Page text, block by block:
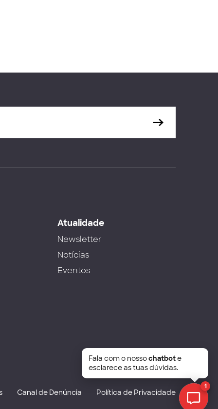
Atualidade
Newsletter
Notícias
Eventos
Canal de Denúncia Política de Privacidade
1
Fala com o nossochatbote
esclarece as tuas dúvidas.